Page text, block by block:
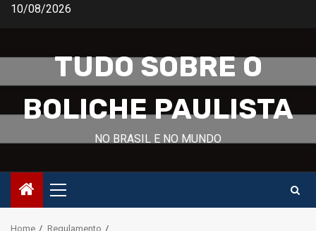
Skip10/08/2026
TUDO SOBRE O
BOLICHE PAULISTA
NO BRASIL E NO MUNDO
Primary
Menu
Home
Regulamento